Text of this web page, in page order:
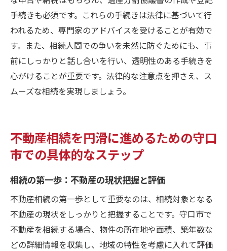
守口市での不動産相続成功の秘訣地域の特性を
活かした手続き
地域特性を活かす相続手続きの実践法
守口市の不動産特性と相続成功への結びつ
け方
地域の動向を把握した相続戦略の立て方
の重要性
成功事例から学ぶ地域特性の活用術
例
手続きも必須です。これらの手続きは法律に基づいて行
われるため、専門家のアドバイスを受けることが有効で
す。また、相続人間での争いを未然に防ぐためにも、事
前にしっかりと話し合いを行い、透明性のある手続きを
心がけることが重要です。法律的な注意点を押さえ、ス
ムーズな相続を実現しましょう。
不動産相続を円滑に進めるための守口
市での具体的なステップ
相続の第一歩：不動産の現状把握と評価
不動産相続の第一歩として重要なのは、相続対象となる
不動産の現状をしっかりと把握することです。守口市で
不動産を相続する場合、物件の所在地や面積、築年数な
どの詳細情報を収集し、地域の特性を考慮に入れて評価